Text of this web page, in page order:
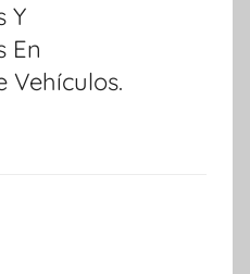
Y
En
Vehículos.